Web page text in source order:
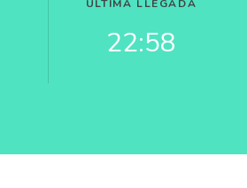
ÚLTIMA LLEGADA
22:58